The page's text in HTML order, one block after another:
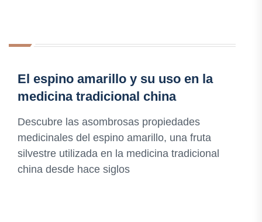
El espino amarillo y su uso en la
medicina tradicional china
Descubre las asombrosas propiedades
medicinales del espino amarillo, una fruta
silvestre utilizada en la medicina tradicional
china desde hace siglos